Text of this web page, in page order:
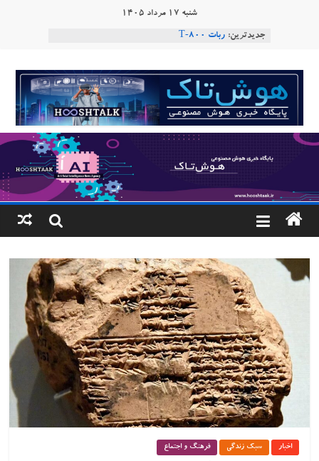
شنبه ۱۷ مرداد ۱۴۰۵
جدیدترین: ربات T‑800
دستاورد تازه ایلان ماسک؛ هوش مصنوعی با لهجه
طبیعی فارسی
ربات «Aru» محصول شرکت فرانسوی Nio
Robotics
هوشتاک
پایگاه
خبری
هوش
مصنوعی
www.hooshtaak.ir
اخبار سبک زندگی فرهنگ و اجتماع